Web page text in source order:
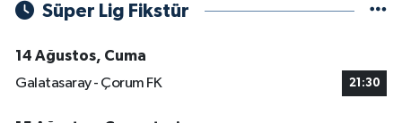
Süper Lig Fikstür
14 Ağustos, Cuma
Galatasaray - Çorum FK
21:30